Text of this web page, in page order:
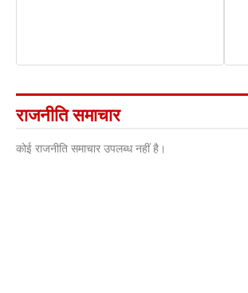
राजनीति समाचार
कोई राजनीति समाचार उपलब्ध नहीं है।